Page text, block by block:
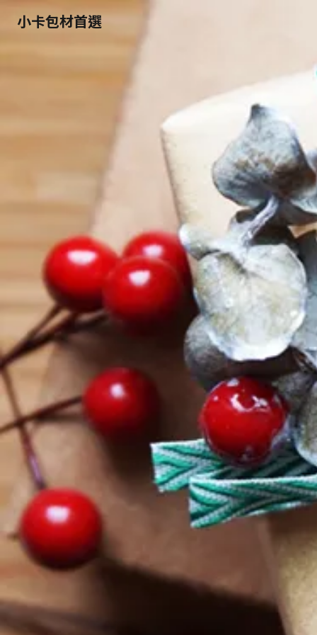
小卡包材首選